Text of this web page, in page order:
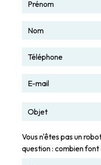
Vous n'êtes pas un
question : combien font